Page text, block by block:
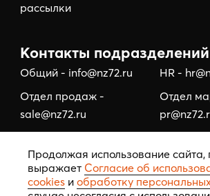
рассылки
Контакты подразделений
Общий - info@nz72.ru
HR -
Отдел продаж -
sale@nz72.ru
Отдел
недвижимости -
business@nz72.ru
Продолжая использование сайта,
выражает Согласие об
cookies и обработку